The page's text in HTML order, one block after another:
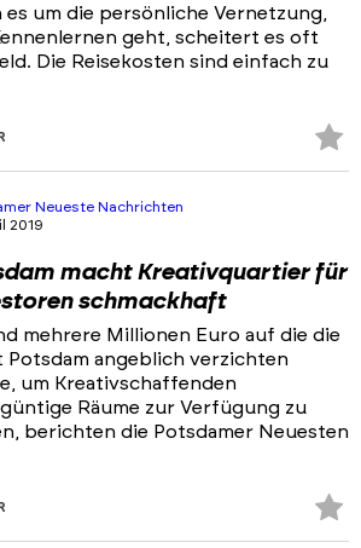
es um die persönliche Vernetzung,
geht, scheitert es oft
Die Reisekosten sind einfach zu
Neueste Nachrichten
2019
macht Kreativquartier für
schmackhaft
mehrere Millionen Euro auf die die
Potsdam angeblich verzichten
um Kreativschaffenden
Räume zur Verfügung zu
berichten die Potsdamer Neuesten